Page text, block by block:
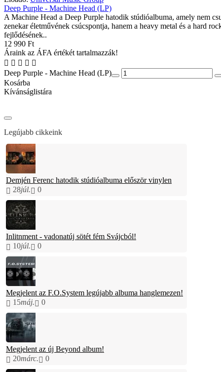
Deep Purple - Machine Head (LP)
A Machine Head a Deep Purple hatodik stúdióalbuma, amely nem
zenekar életművének csúcspontja, hanem a heavy metal és a hard
fejlődésének..
12 990 Ft
Áraink az ÁFA értékét tartalmazzák!
Deep Purple - Machine Head (LP)
Kosárba
Kívánságlistára
Legújabb cikkeink
Demjén Ferenc hatodik stúdióalbuma először vinylen
28júl. 0
Inlitnment - vadonatúj sötét fém Svájcból!
10júl. 0
Megjelent az F.O.System legújabb albuma hanglemezen!
15máj. 0
Megjelent az új Beyond album!
20márc. 0